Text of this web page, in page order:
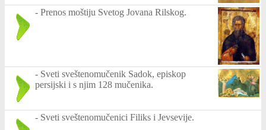
- Prenos moštiju Svetog Jovana Rilskog.
- Sveti sveštenomučenik Sadok, episkop
persijski i s njim 128 mučenika.
- Sveti sveštenomučenici Filiks i Jevsevije.